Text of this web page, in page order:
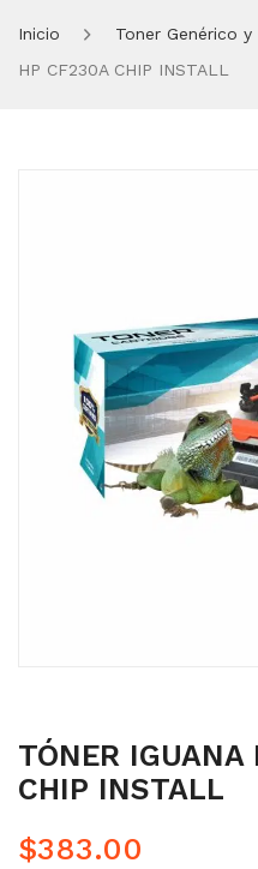
Inicio Toner Genérico y
HP CF230A CHIP INSTALL
TÓNER IGUANA
CHIP INSTALL
$383.00